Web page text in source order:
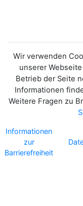
Wir verwenden
unserer
Betrieb der Seite
Informationen
Weitere Fragen zu
Informationen
zur
Barrierefreiheit